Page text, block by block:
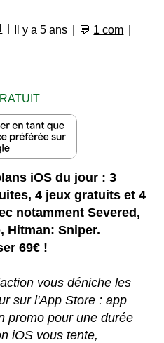
Il y a 5 ans 💬 1 com
iOS du jour : 3
4 jeux gratuits et 4
notamment Severed,
Hitman: Sniper.
69€ !
vous déniche les
sur l'App Store : app
promo pour une durée
iOS vous tente,